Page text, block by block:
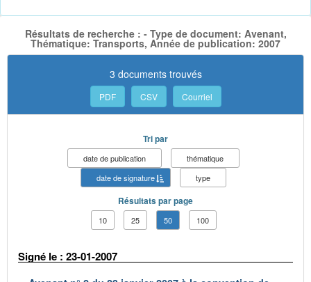
Résultats de recherche : - Type de document: Avenant,
Thématique: Transports, Année de publication: 2007
3 documents trouvés
PDF CSV Courriel
Tri par
date de publication
thématique
date de signature
type
Résultats par page
10 25 50 100
Signé le : 23-01-2007